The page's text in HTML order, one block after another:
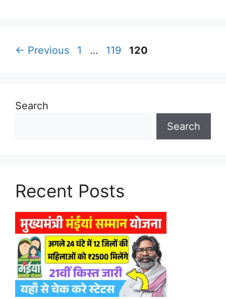
← Previous Page
1 … Page
119 Page
120
Search
Search
Recent Posts